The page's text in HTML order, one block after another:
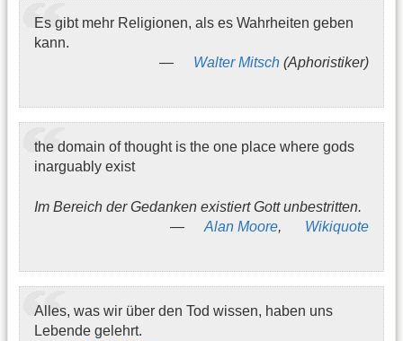
Es gibt mehr Religionen, als es Wahrheiten geben
kann.
Walter Mitsch (Aphoristiker)
the domain of thought is the one place where gods
inarguably exist
Im Bereich der Gedanken existiert Gott unbestritten.
Alan Moore, Wikiquote
Alles, was wir über den Tod wissen, haben uns
Lebende gelehrt.